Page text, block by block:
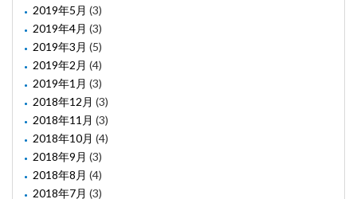
2019年5月 (3)
2019年4月 (3)
2019年3月 (5)
2019年2月 (4)
2019年1月 (3)
2018年12月 (3)
2018年11月 (3)
2018年10月 (4)
2018年9月 (3)
2018年8月 (4)
2018年7月 (3)